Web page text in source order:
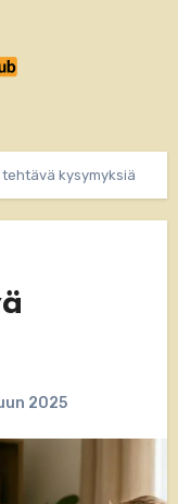
tehtävä kysymyksiä
2025